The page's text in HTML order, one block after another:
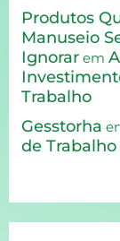
Produtos
Manuseio
Ignorar em
Trabalho
Gesstorha
de Trabalho